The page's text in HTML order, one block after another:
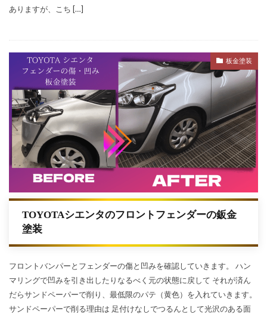
ありますが、こち […]
板金塗装
TOYOTAシエンタのフロントフェンダーの鈑金
塗装
フロントバンパーとフェンダーの傷と凹みを確認していきます。 ハン
マリングで凹みを引き出したりなるべく元の状態に戻して それが済ん
だらサンドペーパーで削り、最低限のパテ（黄色）を入れていきます。
サンドペーパーで削る理由は 足付けなしでつるんとして光沢のある面